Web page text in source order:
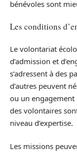
bénévoles sont
Les conditions
Le volontariat
d’admission et
s’adressent à des
d’autres peuvent
ou un
des volontaires
niveau d’expertise.
Les missions